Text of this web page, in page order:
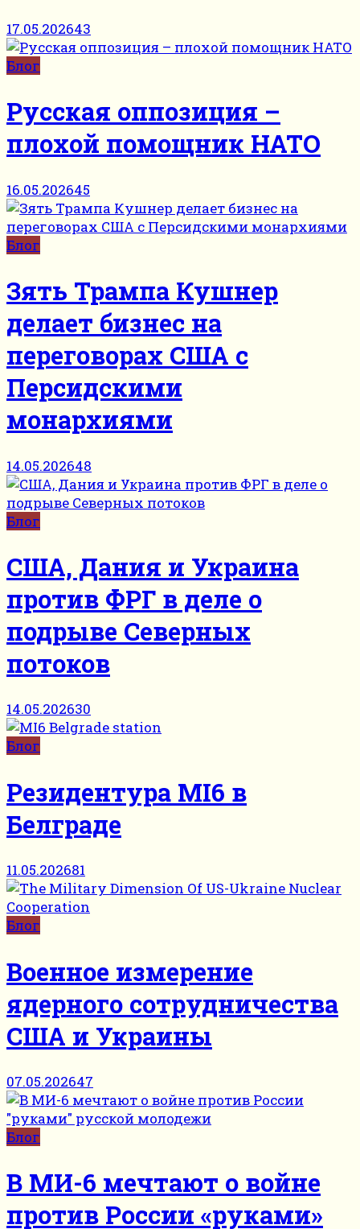
17.05.202643
Блог
Русская оппозиция –
плохой помощник НАТО
16.05.202645
Блог
Зять Трампа Кушнер
делает бизнес на
переговорах США с
Персидскими
монархиями
14.05.202648
Блог
США, Дания и Украина
против ФРГ в деле о
подрыве Северных
потоков
14.05.202630
Блог
Резидентура MI6 в
Белграде
11.05.202681
Блог
Военное измерение
ядерного сотрудничества
США и Украины
07.05.202647
Блог
В МИ-6 мечтают о войне
против России «руками»